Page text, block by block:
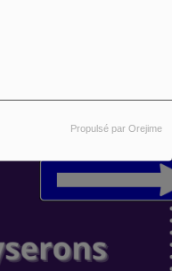
Propulsé par Orejime